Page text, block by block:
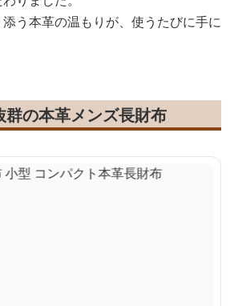
う本革の温もりが、使うたびに手に
群の本革メンズ長財布